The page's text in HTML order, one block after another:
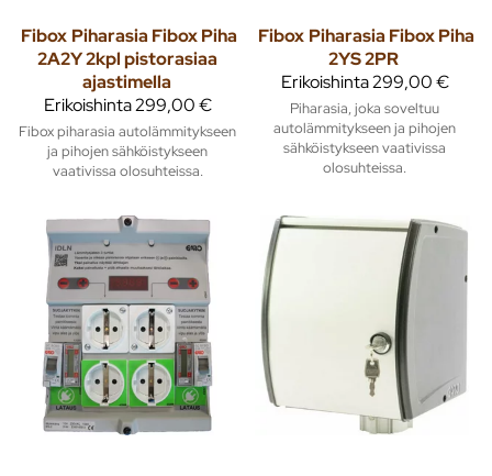
Fibox Piharasia Fibox Piha
2A2Y 2kpl pistorasiaa
ajastimella
Erikoishinta299,00 €
Fibox piharasia autolämmitykseen
ja pihojen sähköistykseen
vaativissa olosuhteissa.
Fibox Piharasia Fibox Piha
2YS 2PR
Erikoishinta299,00 €
Piharasia, joka soveltuu
autolämmitykseen ja pihojen
sähköistykseen vaativissa
olosuhteissa.